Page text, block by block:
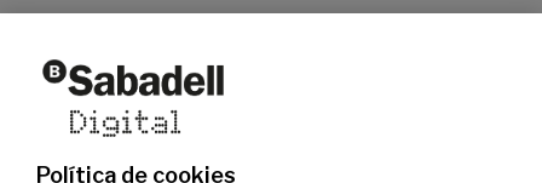
Quiénes somos
Actualidad
Ser Sabadell Digital
Únete al equipo
Política de cookies